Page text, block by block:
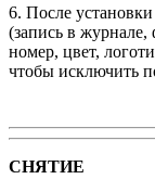
6. После
(запись в
номер, цвет,
чтобы исключить
СНЯТИЕ